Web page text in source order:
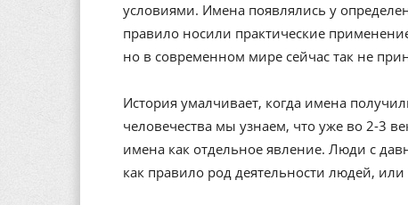
условиями. Имена появлялись у
правило носили практические
но в современном мире сейчас так не
История умалчивает, когда имена
человечества мы узнаем, что уже во 2-3
имена как отдельное явление. Люди с
как правило род деятельности людей,